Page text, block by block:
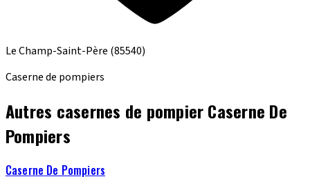
Le Champ-Saint-Père (85540)
Caserne de pompiers
Autres casernes de pompier Caserne De
Pompiers
Caserne De Pompiers